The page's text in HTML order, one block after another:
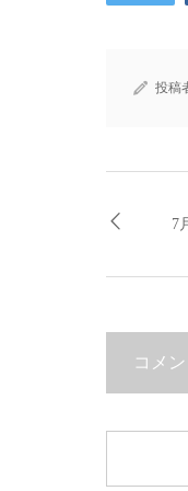
投稿
7
コメン